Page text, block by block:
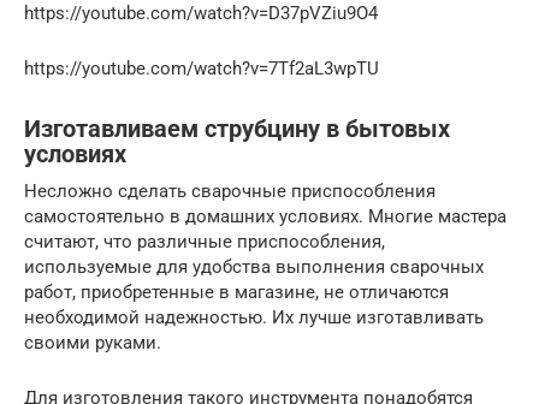
https://youtube.com/watch?v=D37pVZiu9O4
https://youtube.com/watch?v=7Tf2aL3wpTU
Изготавливаем струбцину в бытовых
условиях
Несложно сделать сварочные приспособления
самостоятельно в домашних условиях. Многие мастера
считают, что различные приспособления,
используемые для удобства выполнения сварочных
работ, приобретенные в магазине, не отличаются
необходимой надежностью. Их лучше изготавливать
своими руками.
Для изготовления такого инструмента понадобятся